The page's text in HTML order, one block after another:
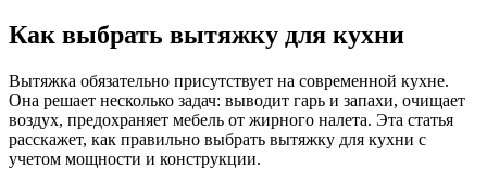
Как выбрать вытяжку для кухни
Вытяжка обязательно присутствует на современной кухне.
Она решает несколько задач: выводит гарь и запахи, очищает
воздух, предохраняет мебель от жирного налета. Эта статья
расскажет, как правильно выбрать вытяжку для кухни с
учетом мощности и конструкции.